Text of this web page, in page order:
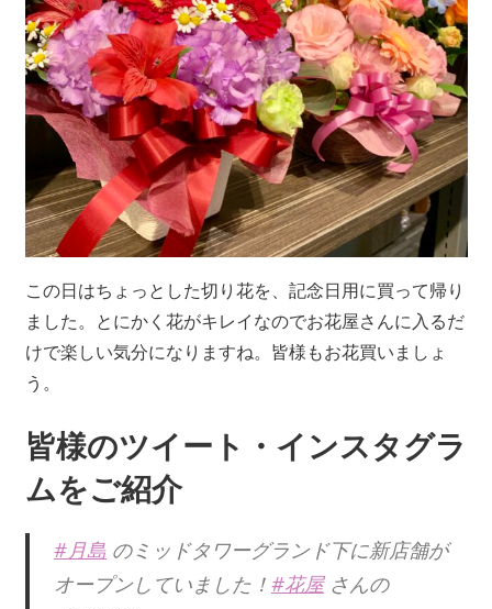
この日はちょっとした切り花を、記念日用に買って帰り
ました。とにかく花がキレイなのでお花屋さんに入るだ
けで楽しい気分になりますね。皆様もお花買いましょ
う。
皆様のツイート・インスタグラ
ムをご紹介
#月島 のミッドタワーグランド下に新店舗が
オープンしていました！ #花屋さんの